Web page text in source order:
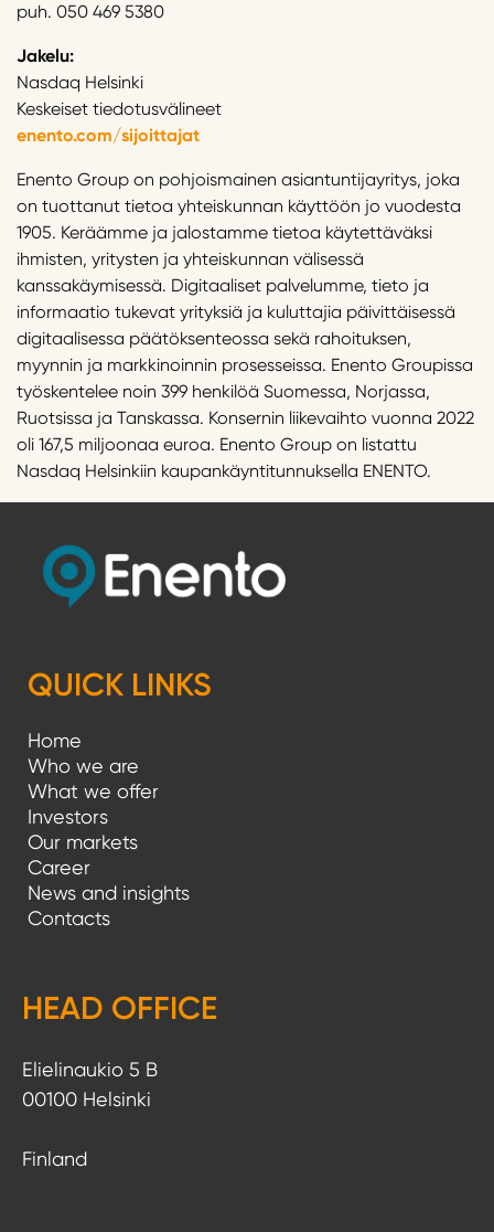
puh. 050 469 5380
Jakelu:
Nasdaq Helsinki
Keskeiset tiedotusvälineet
enento.com/sijoittajat
Enento Group on pohjoismainen asiantuntijayritys, joka
on tuottanut tietoa yhteiskunnan käyttöön jo vuodesta
1905. Keräämme ja jalostamme tietoa käytettäväksi
ihmisten, yritysten ja yhteiskunnan välisessä
kanssakäymisessä. Digitaaliset palvelumme, tieto ja
informaatio tukevat yrityksiä ja kuluttajia päivittäisessä
digitaalisessa päätöksenteossa sekä rahoituksen,
myynnin ja markkinoinnin prosesseissa. Enento Groupissa
työskentelee noin 399 henkilöä Suomessa, Norjassa,
Ruotsissa ja Tanskassa. Konsernin liikevaihto vuonna 2022
oli 167,5 miljoonaa euroa. Enento Group on listattu
Nasdaq Helsinkiin kaupankäyntitunnuksella ENENTO.
QUICK LINKS
Home
Who we are
What we offer
Investors
Our markets
Career
News and insights
Contacts
HEAD OFFICE
Elielinaukio 5 B
00100 Helsinki
Finland